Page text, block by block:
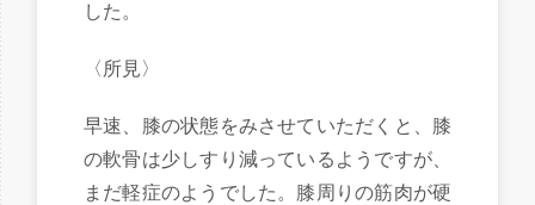
した。
〈所見〉
早速、膝の状態をみさせていただくと、膝
の軟骨は少しすり減っているようですが、
まだ軽症のようでした。膝周りの筋肉が硬